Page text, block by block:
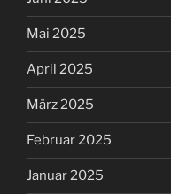
Mai 2025
April 2025
März 2025
Februar 2025
Januar 2025